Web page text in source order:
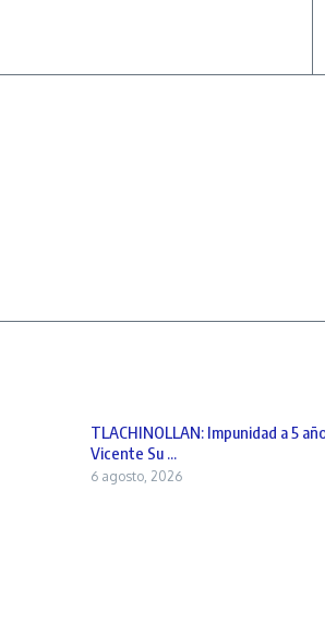
TLACHINOLLAN: Impunidad a 5
Vicente Su ...
6 agosto, 2026